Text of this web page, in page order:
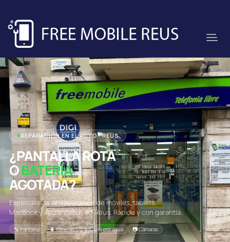
REPARACIÓN EN EL ACTO · REUS
¿PANTALLA ROTA
OBATERÍA
AGOTADA?
Especialistas en reparación de móviles, tablets,
MacBook y Apple Watch en Reus. Rápido y con garantía.
🔧 Pantallas 🔋 Baterías 💧 Daño por agua 📷 Cámaras